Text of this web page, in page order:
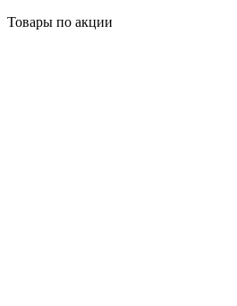
Товары по акции